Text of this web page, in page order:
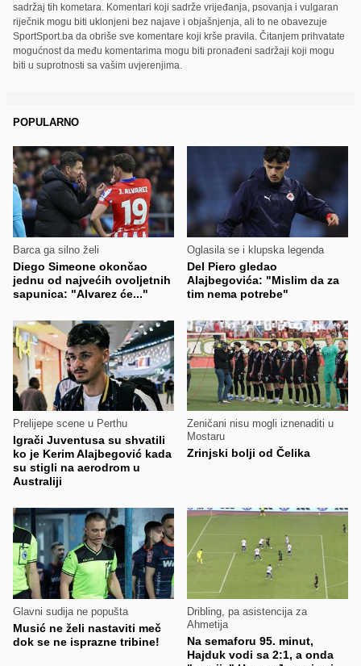
sadržaj tih kometara. Komentari koji sadrže vrijeđanja, psovanja i vulgaran
riječnik mogu biti uklonjeni bez najave i objašnjenja, ali to ne obavezuje
SportSport.ba da obriše sve komentare koji krše pravila. Čitanjem prihvatate
mogućnost da među komentarima mogu biti pronađeni sadržaji koji mogu
biti u suprotnosti sa vašim uvjerenjima.
POPULARNO
Barca ga silno želi
Diego Simeone okončao
jednu od najvećih ovoljetnih
sapunica: "Alvarez će..."
Oglasila se i klupska legenda
Del Piero gledao
Alajbegovića: "Mislim da za
tim nema potrebe"
Prelijepe scene u Perthu
Igrači Juventusa su shvatili
ko je Kerim Alajbegović kada
su stigli na aerodrom u
Australiji
Zeničani nisu mogli iznenaditi u
Mostaru
Zrinjski bolji od Čelika
Glavni sudija ne popušta
Musić ne želi nastaviti meč
dok se ne isprazne tribine!
Dribling, pa asistencija za
Ahmetija
Na semaforu 95. minut,
Hajduk vodi sa 2:1, a onda